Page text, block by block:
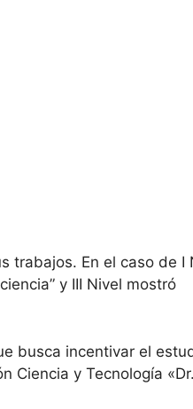
trabajos. En el caso de I
y III Nivel mostró
busca incentivar el
Ciencia y Tecnología «Dr.